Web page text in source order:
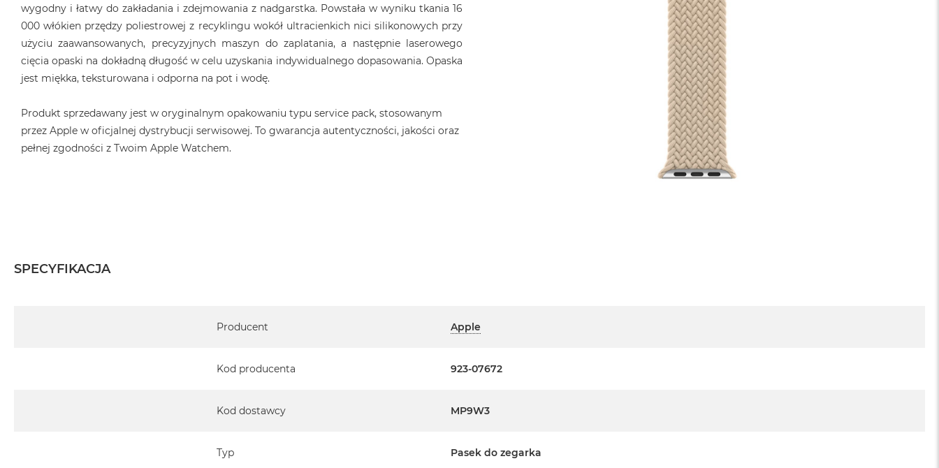
wygodny i łatwy do zakładania i zdejmowania z nadgarstka. Powstała w wyniku tkania 16
000 włókien przędzy poliestrowej z recyklingu wokół ultracienkich nici silikonowych przy
użyciu zaawansowanych, precyzyjnych maszyn do zaplatania, a następnie laserowego
cięcia opaski na dokładną długość w celu uzyskania indywidualnego dopasowania. Opaska
jest miękka, teksturowana i odporna na pot i wodę.
Produkt sprzedawany jest w oryginalnym opakowaniu typu service pack, stosowanym
przez Apple w oficjalnej dystrybucji serwisowej. To gwarancja autentyczności, jakości oraz
pełnej zgodności z Twoim Apple Watchem.
SPECYFIKACJA
Producent
Apple
Kod producenta 923-07672
Kod dostawcy MP9W3
Typ Pasek do zegarka